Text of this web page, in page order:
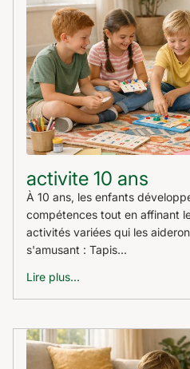
activite 10 ans
À 10 ans, les enfants
compétences tout en affinant
activités variées qui les
s'amusant : Tapis...
Lire plus...